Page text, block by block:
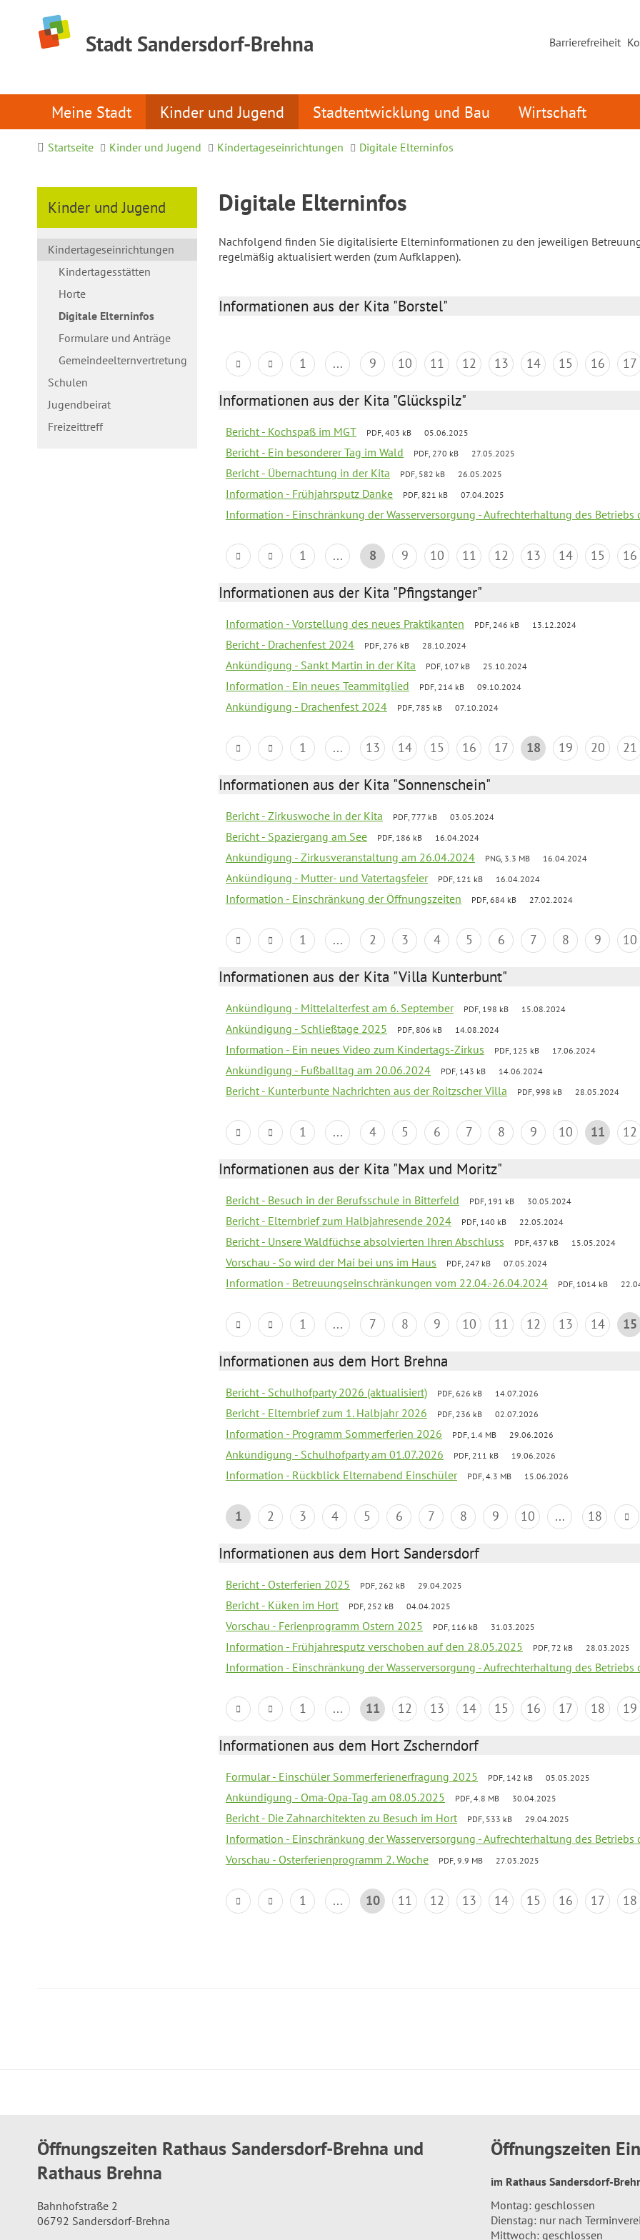
Stadt Sandersdorf-Brehna Barrierefreiheit
Meine Stadt Kinder und Jugend Stadtentwicklung und Bau Wirtschaft
Startseite Kinder und Jugend Kindertageseinrichtungen Digitale Elterninfos
Kinder und Jugend
Kindertageseinrichtungen
Kindertagesstätten
Horte
Digitale Elterninfos
Formulare und Anträge
Gemeindeelternvertretung
Schulen
Jugendbeirat
Freizeittreff
Digitale Elterninfos
Nachfolgend finden Sie digitalisierte Elterninformationen zu den jeweiligen
regelmäßig aktualisiert werden (zum Aufklappen).
Informationen aus der Kita "Borstel"
1 ... 9 10 11 12 13 14 15 16 17
Informationen aus der Kita "Glückspilz"
Bericht - Kochspaß im MGT PDF, 403 kB 05.06.2025
Bericht - Ein besonderer Tag im Wald PDF, 270 kB 27.05.2025
Bericht - Übernachtung in der Kita PDF, 582 kB 26.05.2025
Information - Frühjahrsputz Danke PDF, 821 kB 07.04.2025
Information - Einschränkung der Wasserversorgung - Aufrechterhaltung des Betriebs
1 ... 8 9 10 11 12 13 14 15 16
Informationen aus der Kita "Pfingstanger"
Information - Vorstellung des neues Praktikanten PDF, 246 kB 13.12.2024
Bericht - Drachenfest 2024 PDF, 276 kB 28.10.2024
Ankündigung - Sankt Martin in der Kita PDF, 107 kB 25.10.2024
Information - Ein neues Teammitglied PDF, 214 kB 09.10.2024
Ankündigung - Drachenfest 2024 PDF, 785 kB 07.10.2024
1 ... 13 14 15 16 17 18 19 20 21
Informationen aus der Kita "Sonnenschein"
Bericht - Zirkuswoche in der Kita PDF, 777 kB 03.05.2024
Bericht - Spaziergang am See PDF, 186 kB 16.04.2024
Ankündigung - Zirkusveranstaltung am 26.04.2024 PNG, 3.3 MB 16.04.2024
Ankündigung - Mutter- und Vatertagsfeier PDF, 121 kB 16.04.2024
Information - Einschränkung der Öffnungszeiten PDF, 684 kB 27.02.2024
1 ... 2 3 4 5 6 7 8 9 10
Informationen aus der Kita "Villa Kunterbunt"
Ankündigung - Mittelalterfest am 6. September PDF, 198 kB 15.08.2024
Ankündigung - Schließtage 2025 PDF, 806 kB 14.08.2024
Information - Ein neues Video zum Kindertags-Zirkus PDF, 125 kB 17.06.2024
Ankündigung - Fußballtag am 20.06.2024 PDF, 143 kB 14.06.2024
Bericht - Kunterbunte Nachrichten aus der Roitzscher Villa PDF, 998 kB 28.05.2024
1 ... 4 5 6 7 8 9 10 11 12
Informationen aus der Kita "Max und Moritz"
Bericht - Besuch in der Berufsschule in Bitterfeld PDF, 191 kB 30.05.2024
Bericht - Elternbrief zum Halbjahresende 2024 PDF, 140 kB 22.05.2024
Bericht - Unsere Waldfüchse absolvierten Ihren Abschluss PDF, 437 kB 15.05.2024
Vorschau - So wird der Mai bei uns im Haus PDF, 247 kB 07.05.2024
Information - Betreuungseinschränkungen vom 22.04.-26.04.2024 PDF, 1014 kB
1 ... 7 8 9 10 11 12 13 14 15
Informationen aus dem Hort Brehna
Bericht - Schulhofparty 2026 (aktualisiert) PDF, 626 kB 14.07.2026
Bericht - Elternbrief zum 1. Halbjahr 2026 PDF, 236 kB 02.07.2026
Information - Programm Sommerferien 2026 PDF, 1.4 MB 29.06.2026
Ankündigung - Schulhofparty am 01.07.2026 PDF, 211 kB 19.06.2026
Information - Rückblick Elternabend Einschüler PDF, 4.3 MB 15.06.2026
1 2 3 4 5 6 7 8 9 10 ... 18
Informationen aus dem Hort Sandersdorf
Bericht - Osterferien 2025 PDF, 262 kB 29.04.2025
Bericht - Küken im Hort PDF, 252 kB 04.04.2025
Vorschau - Ferienprogramm Ostern 2025 PDF, 116 kB 31.03.2025
Information - Frühjahresputz verschoben auf den 28.05.2025 PDF, 72 kB 28.03.2025
Information - Einschränkung der Wasserversorgung - Aufrechterhaltung des Betriebs
1 ... 11 12 13 14 15 16 17 18 19
Informationen aus dem Hort Zscherndorf
Formular - Einschüler Sommerferienerfragung 2025 PDF, 142 kB 05.05.2025
Ankündigung - Oma-Opa-Tag am 08.05.2025 PDF, 4.8 MB 30.04.2025
Bericht - Die Zahnarchitekten zu Besuch im Hort PDF, 533 kB 29.04.2025
Information - Einschränkung der Wasserversorgung - Aufrechterhaltung des Betriebs
Vorschau - Osterferienprogramm 2. Woche
PDF, 9.9 MB 27.03.2025
1 ... 10 11 12 13 14 15 16 17 18
Öffnungszeiten Rathaus Sandersdorf-Brehna und
Rathaus Brehna
Bahnhofstraße 2
06792 Sandersdorf-Brehna
Öffnungszeiten
im Rathaus Sandersdorf-
Montag: geschlossen
Dienstag: nur nach
Mittwoch: geschlossen